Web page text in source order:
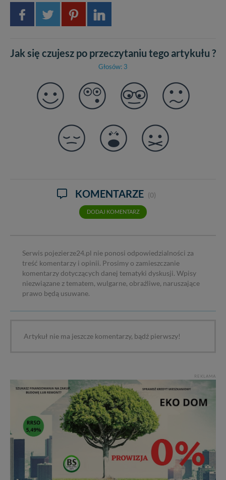
Jak się czujesz po przeczytaniu tego artykułu ?
Głosów: 3
KOMENTARZE (0)
DODAJ KOMENTARZ
Serwis pojezierze24.pl nie ponosi odpowiedzialności za
treść komentarzy i opinii. Prosimy o zamieszczanie
komentarzy dotyczących danej tematyki dyskusji. Wpisy
niezwiązane z tematem, wulgarne, obraźliwe, naruszające
prawo będą usuwane.
Artykuł nie ma jeszcze komentarzy, bądź pierwszy!
REKLAMA